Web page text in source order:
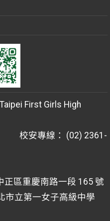
First Girls High
安專線： (02) 2361-
正區重慶南路一段 165 號
市立第一女子高級中學